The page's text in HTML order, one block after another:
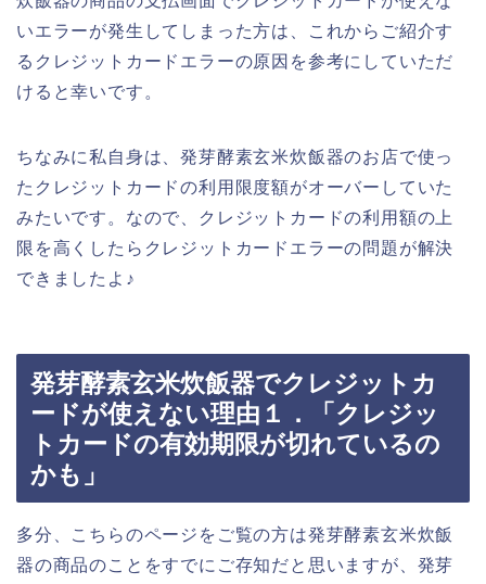
いエラーが発生してしまった方は、これからご紹介す
るクレジットカードエラーの原因を参考にしていただ
けると幸いです。
ちなみに私自身は、発芽酵素玄米炊飯器のお店で使っ
たクレジットカードの利用限度額がオーバーしていた
みたいです。なので、クレジットカードの利用額の上
限を高くしたらクレジットカードエラーの問題が解決
できましたよ♪
発芽酵素玄米炊飯器でクレジットカ
ードが使えない理由１．「クレジッ
トカードの有効期限が切れているの
かも」
多分、こちらのページをご覧の方は発芽酵素玄米炊飯
器の商品のことをすでにご存知だと思いますが、発芽